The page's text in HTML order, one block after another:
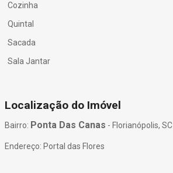
Cozinha
Quintal
Sacada
Sala Jantar
Localização do Imóvel
Bairro: Ponta Das Canas - Florianópolis, SC
Endereço: Portal das Flores